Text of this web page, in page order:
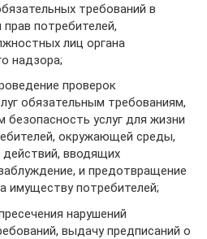
требований в
потребителей,
лиц органа
надзора;
проверок
обязательным требованиям,
услуг для жизни
окружающей среды,
вводящих
и предотвращение
имуществу потребителей;
нарушений
выдачу предписаний о